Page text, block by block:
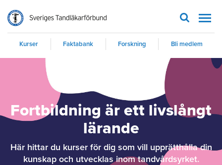
Kurser Faktabank Forskning Bli medlem
Fortbildning är ett livslångt
lärande
Här hittar du kurser för dig som vill upprätthålla din
kunskap och utvecklas inom tandvårdsyrket.